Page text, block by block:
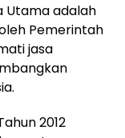
Utama adalah
Pemerintah
jasa
2012